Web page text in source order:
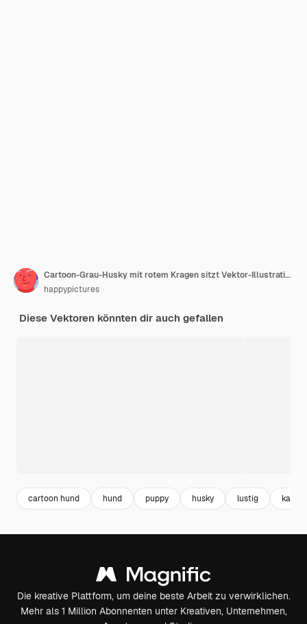
Cartoon-Grau-Husky mit rotem Kragen sitzt Vektor-Illustration auf weißem Hintergrund
happypictures
Diese Vektoren könnten dir auch gefallen
cartoon hund hund puppy husky lustig
Die kreative Plattform, um deine beste Arbeit zu verwirklichen.
Mehr als 1 Million Abonnenten unter Kreativen, Unternehmen,